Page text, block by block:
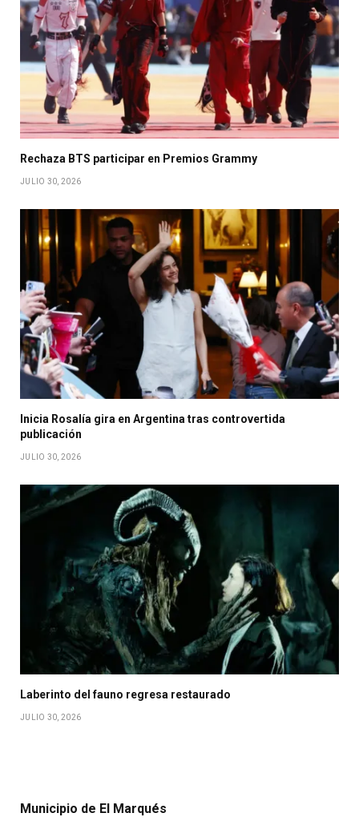
Rechaza BTS participar en Premios Grammy
JULIO 30, 2026
Inicia Rosalía gira en Argentina tras controvertida
publicación
JULIO 30, 2026
Laberinto del fauno regresa restaurado
JULIO 30, 2026
Municipio de El Marqués